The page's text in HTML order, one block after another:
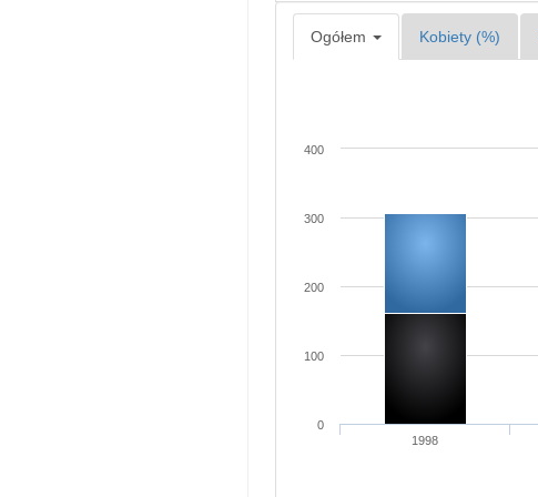
Ogółem Kobiety (%)
1998
0
100
200
300
400